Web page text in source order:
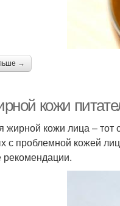
→
кожи
жирной кожи лица – тот
с проблемной кожей
рекомендации.